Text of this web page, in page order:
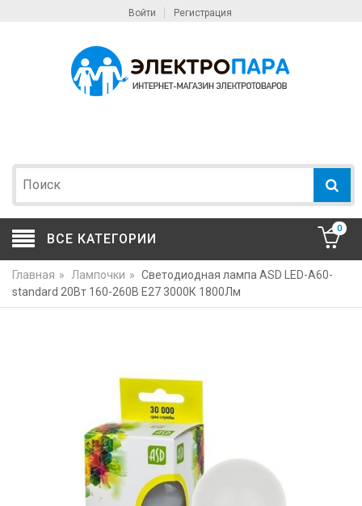
Войти Регистрация
ВСЕ КАТЕГОРИИ
0
Главная » Лампочки » Светодиодная лампа ASD LED-A60-
standard 20Вт 160-260В Е27 3000К 1800Лм